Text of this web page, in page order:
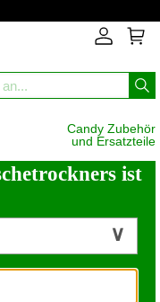
Candy Zubehör
und Ersatzteile
ist